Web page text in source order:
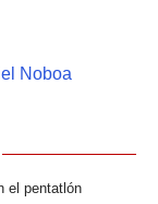
Noboa
el pentatlón